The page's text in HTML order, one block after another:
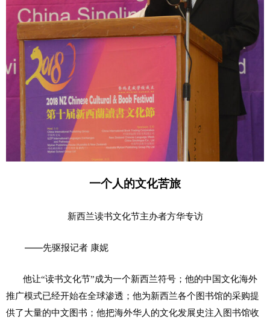
一个人的文化苦旅
新西兰读书文化节主办者方华专访
——先驱报记者 康妮
他让“读书文化节”成为一个新西兰符号；他的中国文化海外
推广模式已经开始在全球渗透；他为新西兰各个图书馆的采购提
供了大量的中文图书；他把海外华人的文化发展史注入图书馆收